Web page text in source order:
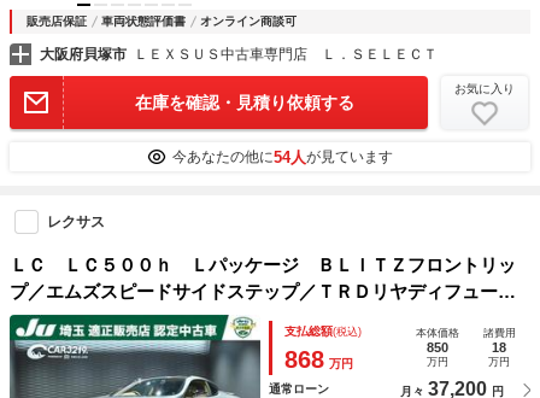
販売店保証 車両状態評価書 オンライン商談可
大阪府貝塚市 ＬＥＸＳＵＳ中古車専門店 Ｌ．ＳＥＬＥＣＴ
在庫を確認・見積り依頼する
お気に入り
今あなたの他に54人が見ています
レクサス
ＬＣ ＬＣ５００ｈ Ｌパッケージ ＢＬＩＴＺフロントリッ
プ／エムズスピードサイドステップ／ＴＲＤリヤディフューザ
ー／ガラスルーフ／オーカーインテリア／アルカンターラ／ナ
ビ／フルセグ／Ｂカメラ／ＥＴＣ２．０／ＢＳＭ／ＨＵＤ／三
眼Ｈライト
支払総額(税込)
868 万円
本体価格
850
万円
諸費用
18
万円
通常ローン 月々 37,200 円